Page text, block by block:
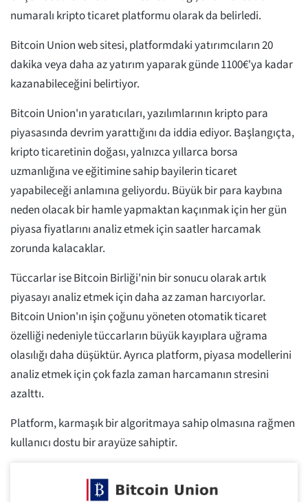
numaralı kripto ticaret platformu olarak da belirledi.
Bitcoin Union web sitesi, platformdaki yatırımcıların 20
dakika veya daha az yatırım yaparak günde 1100€'ya kadar
kazanabileceğini belirtiyor.
Bitcoin Union'ın yaratıcıları, yazılımlarının kripto para
piyasasında devrim yarattığını da iddia ediyor. Başlangıçta,
kripto ticaretinin doğası, yalnızca yıllarca borsa
uzmanlığına ve eğitimine sahip bayilerin ticaret
yapabileceği anlamına geliyordu. Büyük bir para kaybına
neden olacak bir hamle yapmaktan kaçınmak için her gün
piyasa fiyatlarını analiz etmek için saatler harcamak
zorunda kalacaklar.
Tüccarlar ise Bitcoin Birliği'nin bir sonucu olarak artık
piyasayı analiz etmek için daha az zaman harcıyorlar.
Bitcoin Union'ın işin çoğunu yöneten otomatik ticaret
özelliği nedeniyle tüccarların büyük kayıplara uğrama
olasılığı daha düşüktür. Ayrıca platform, piyasa modellerini
analiz etmek için çok fazla zaman harcamanın stresini
azalttı.
Platform, karmaşık bir algoritmaya sahip olmasına rağmen
kullanıcı dostu bir arayüze sahiptir.